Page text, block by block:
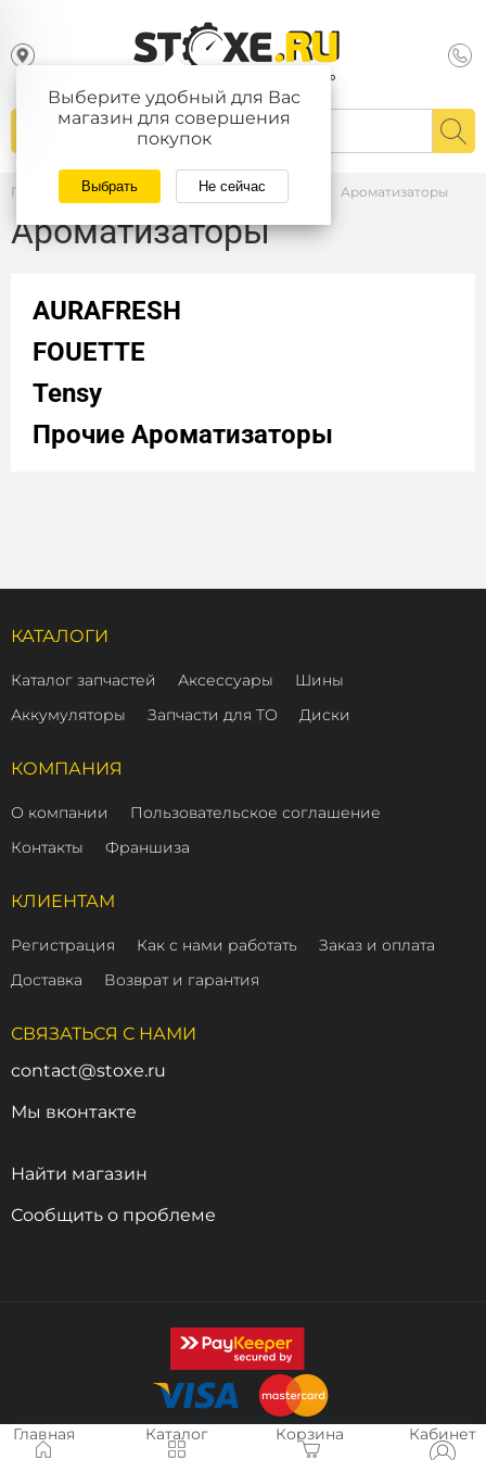
Выберите удобный для Вас
магазин для совершения
покупок
Выбрать Не сейчас
Главная / Каталог Автопринадлежности Ароматизаторы
Ароматизаторы
AURAFRESH
FOUETTE
Tensy
Прочие Ароматизаторы
КАТАЛОГИ
Каталог запчастей Аксессуары
Шины
Аккумуляторы
Запчасти для ТО Диски
КОМПАНИЯ
О компании
Пользовательское соглашение
Контакты
Франшиза
КЛИЕНТАМ
Регистрация Как с нами работать
Заказ и оплата
Доставка
Возврат и гарантия
СВЯЗАТЬСЯ С НАМИ
contact@stoxe.ru
Мы вконтакте
Найти магазин
Сообщить о проблеме
Главная Каталог Корзина Кабинет